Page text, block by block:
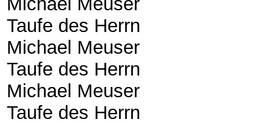
Taufe des Herrn
Michael Meuser
Taufe des Herrn
Michael Meuser
Taufe des Herrn